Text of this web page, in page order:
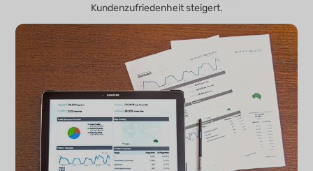
Kundenzufriedenheit steigert.